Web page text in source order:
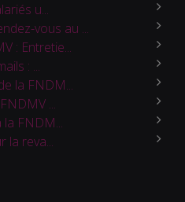
u...
vous au ...
: Entretie...
: ...
la FNDM...
...
FNDM...
la reva...